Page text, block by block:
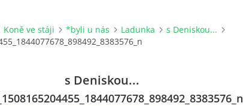
Koně ve stáji *byli u nás Ladunka
s Deniskou...
s Deniskou...